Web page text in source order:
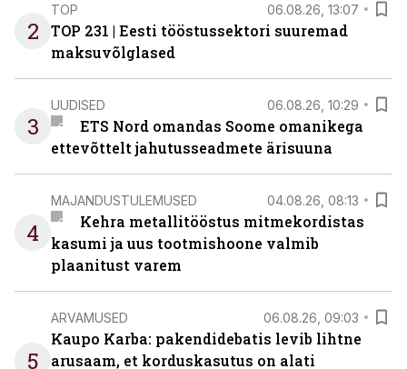
2
TOP 06.08.26, 13:07
TOP 231 | Eesti tööstussektori suuremad
maksuvõlglased
3
UUDISED 06.08.26, 10:29
ETS Nord omandas Soome omanikega
ettevõttelt jahutusseadmete ärisuuna
4
MAJANDUSTULEMUSED 04.08.26, 08:13
Kehra metallitööstus mitmekordistas
kasumi ja uus tootmishoone valmib
plaanitust varem
5
ARVAMUSED 06.08.26, 09:03
Kaupo Karba: pakendidebatis levib lihtne
arusaam, et korduskasutus on alati